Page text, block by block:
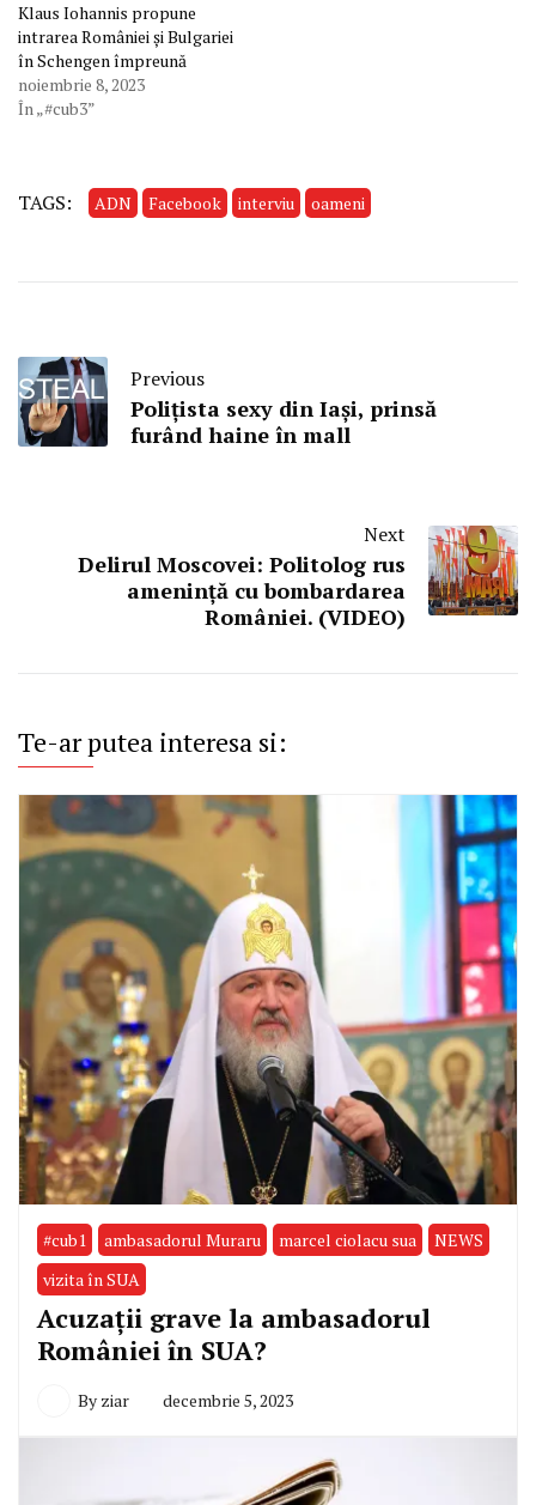
Klaus Iohannis propune
intrarea României și Bulgariei
în Schengen împreună
noiembrie 8, 2023
În „#cub3”
TAGS: ADN Facebook interviu oameni
Previous
Polițista sexy din Iași, prinsă
furând haine în mall
Next
Delirul Moscovei: Politolog rus
amenință cu bombardarea
României. (VIDEO)
Te-ar putea interesa si:
#cub1 ambasadorul Muraru marcel ciolacu sua
NEWS
vizita în SUA
Acuzații grave la ambasadorul
României în SUA?
By ziar decembrie 5, 2023